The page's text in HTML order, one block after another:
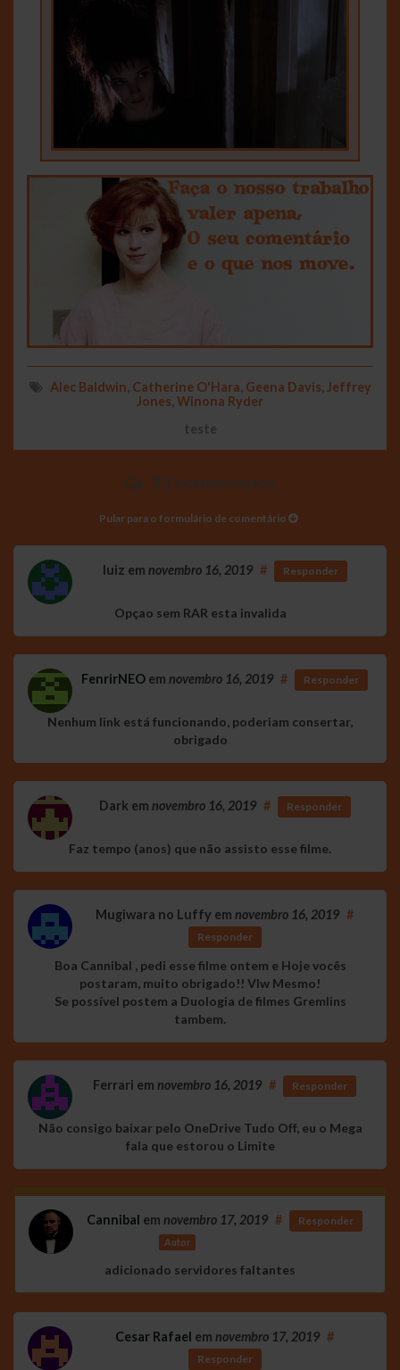
Alec Baldwin, Catherine O'Hara, Geena Davis, Jeffrey
Jones, Winona Ryder
teste
33 comentários
Pular para o formulário de comentário
luiz em novembro 16, 2019 # Responder
Opçao sem RAR esta invalida
FenrirNEO em novembro 16, 2019 # Responder
Nenhum link está funcionando, poderiam consertar,
obrigado
Dark em novembro 16, 2019 # Responder
Faz tempo (anos) que não assisto esse filme.
Mugiwara no Luffy em novembro 16, 2019 #
Responder
Boa Cannibal , pedi esse filme ontem e Hoje vocês
postaram, muito obrigado!! Vlw Mesmo!
Se possível postem a Duologia de filmes Gremlins
tambem.
Ferrari em novembro 16, 2019 # Responder
Não consigo baixar pelo OneDrive Tudo Off, eu o Mega
fala que estorou o Limite
Cannibal em novembro 17, 2019
Autor
# Responder
adicionado servidores faltantes
Cesar Rafael em novembro 17, 2019 #
Responder